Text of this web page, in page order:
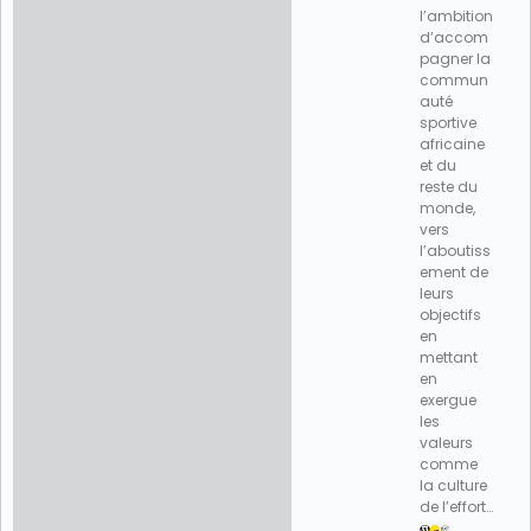
l’ambition
d’accom
pagner la
commun
auté
sportive
africaine
et du
reste du
monde,
vers
l’aboutiss
ement de
leurs
objectifs
en
mettant
en
exergue
les
valeurs
comme
la culture
de l’effort…